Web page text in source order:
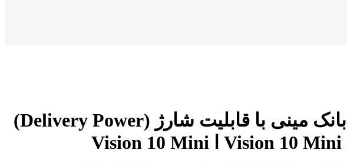
پاور بانک مینی با قابلیت شارژ (Delivery Power)